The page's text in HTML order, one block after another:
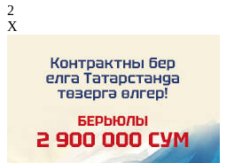
2
X